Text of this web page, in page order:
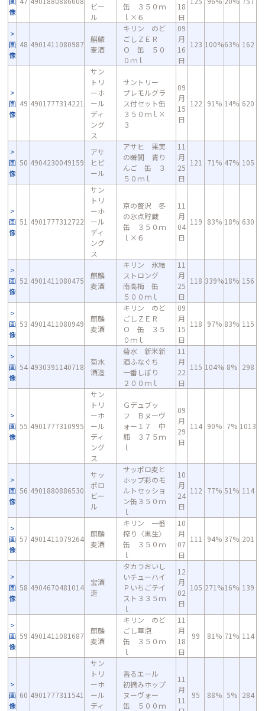
像
ビー
ル
缶 ３５０ｍ
ｌ×６
18
日
画
像
48 4901411080987
麒麟
麦酒
キリン のど
ごしＺＥＲ
Ｏ 缶 ５０
０ｍｌ
09
月
16
日
123 100%63% 162
画
像
49 4901777314221
サン
トリ
ーホ
ール
ディ
ング
ス
サントリー
プレモルグラ
ス付セット缶
３５０ｍｌ×
３
09
月
15
日
122 91% 14% 620
画
像
50 4904230049159
アサ
ヒビ
ール
アサヒ 果実
の瞬間 青り
んご 缶 ３
５０ｍｌ
11
月
25
日
121 71% 47% 105
画
像
51 4901777312722
サン
トリ
ーホ
ール
ディ
ング
ス
京の贅沢 冬
の氷点貯蔵
缶 ３５０ｍ
ｌ×６
11
月
04
日
119 83% 18% 630
画
像
52 4901411080475
麒麟
麦酒
キリン 氷結
ストロング
南高梅 缶
５００ｍｌ
11
月
25
日
118 339%18% 156
画
像
53 4901411080949
麒麟
麦酒
キリン のど
ごしＺＥＲ
Ｏ 缶 ３５
０ｍｌ
09
月
15
日
118 97% 83% 115
画
像
54 4930391140718
菊水
酒造
菊水 新米新
酒ふなぐち
一番しぼり
２００ｍｌ
11
月
22
日
115 104% 8% 298
画
像
55 4901777310995
サン
トリ
ーホ
ール
ディ
ング
ス
Ｇデュブッ
フ Ｂヌーヴ
ォー１７ 中
瓶 ３７５ｍ
ｌ
09
月
29
日
114 90% 7% 1013
画
像
56 4901880886530
サッ
ポロ
ビー
ル
サッポロ麦と
ホップ彩のモ
ルトセッショ
ン缶３５０ｍ
ｌ
10
月
24
日
112 77% 51% 114
画
像
57 4901411079264
麒麟
麦酒
キリン 一番
搾り〈黒生〉
缶 ３５０ｍ
ｌ
10
月
07
日
111 94% 37% 201
画
像
58 4904670481014
宝酒
造
タカラおいし
いチューハイ
Ｐいちごテイ
スト３３５ｍ
ｌ
12
月
02
日
105 271%16% 139
画
像
59 4901411081687
麒麟
麦酒
キリン のど
ごし華泡
缶 ３５０ｍ
ｌ
11
月
18
日
99 81% 71% 114
画
像
60 4901777311541
サン
トリ
ーホ
ール
ディ
香るエール
初摘みホップ
ヌーヴォー
缶 ５００ｍ
11
月
11
95 88% 5% 284